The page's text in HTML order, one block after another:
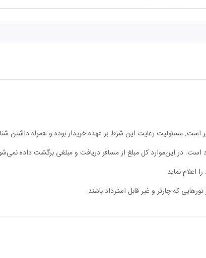
است. مسئولیت رعایت این شرط بر عهده خریدار بوده و همراه داشتن
است. در این‌موارد کل مبلغ از مسافر دریافت و مبلغی برگشت داده
اعلام نماید.
که چارتر و غیر قابل استرداد باشند.